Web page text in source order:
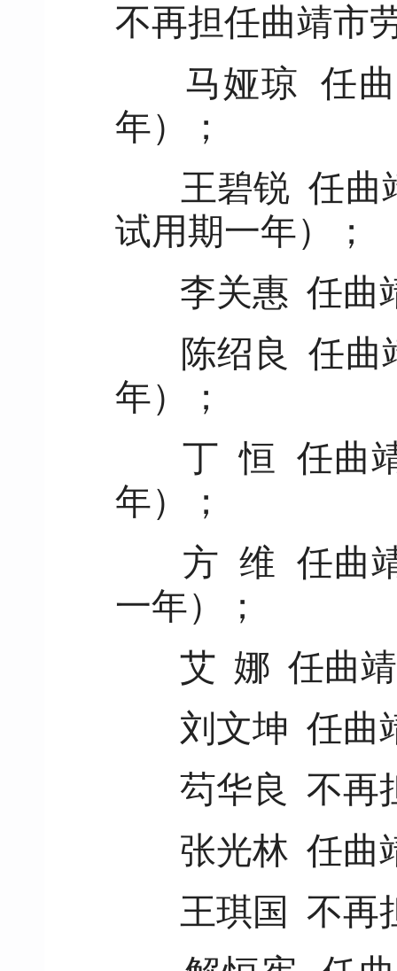
不再担任曲靖市
马娅琼 任曲
年）；
王碧锐 任曲
试用期一年）；
李关惠 任曲
陈绍良 任曲
年）；
丁 恒 任曲
年）；
方 维 任曲
一年）；
艾 娜 任曲靖
刘文坤 任曲
芶华良 不再
张光林 任曲
王琪国 不再